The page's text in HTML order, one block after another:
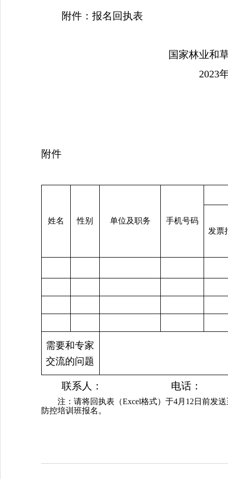
附件： 报名回执表
国家林业和
2023
附件
姓名 性别 单位及职务
手机号码
发票
需要和专家
交流的问题
联系人： 电话：
注：请将回执表（Excel格式）于4月 12 日前发
防控培训班报名。